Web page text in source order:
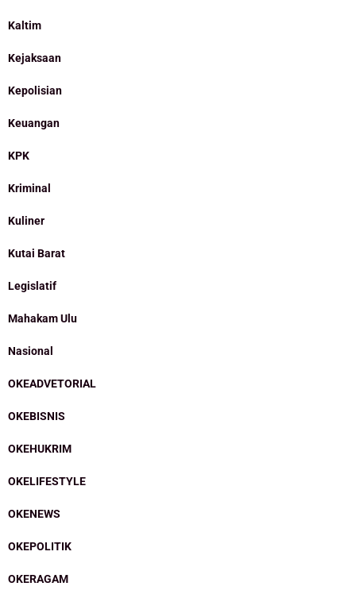
Kaltim
Kejaksaan
Kepolisian
Keuangan
KPK
Kriminal
Kuliner
Kutai Barat
Legislatif
Mahakam Ulu
Nasional
OKEADVETORIAL
OKEBISNIS
OKEHUKRIM
OKELIFESTYLE
OKENEWS
OKEPOLITIK
OKERAGAM